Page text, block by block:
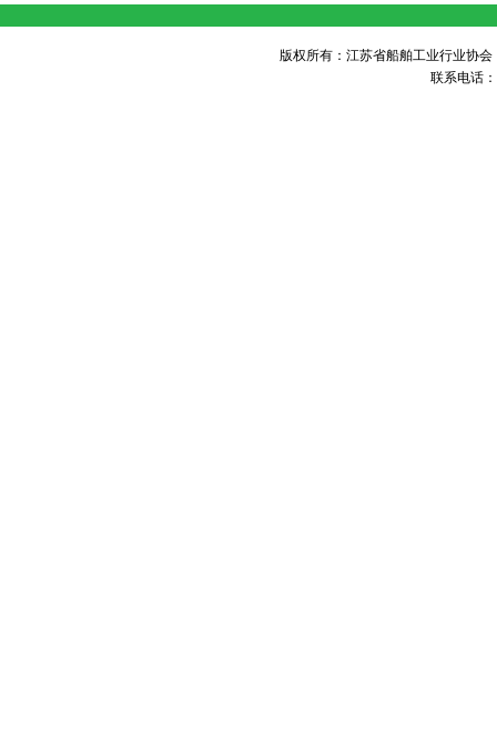
版权所有：江苏省船舶工业行业协
联系电话